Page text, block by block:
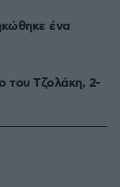
ένα
του Τζολάκη, 2-